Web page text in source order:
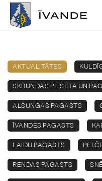
AKTUALITĀTES
SKRUNDAS PILSĒTA UN
ALSUNGAS PAGASTS
ĪVANDES PAGASTS
LAIDU PAGASTS
RENDAS PAGASTS